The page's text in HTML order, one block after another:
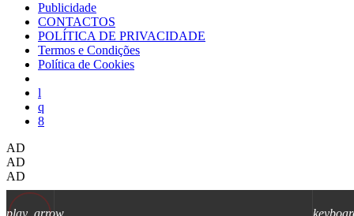
play_arrow
Publicidade
CONTACTOS
POLÍTICA DE PRIVACIDADE
Termos e Condições
Política de Cookies
AD
AD
AD